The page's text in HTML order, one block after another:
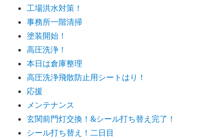
工場洪水対策！
事務所一階清掃
塗装開始！
高圧洗浄！
本日は倉庫整理
高圧洗浄飛散防止用シートはり！
応援
メンテナンス
玄関前門灯交換！&シール打ち替え完了！
シール打ち替え！二日目